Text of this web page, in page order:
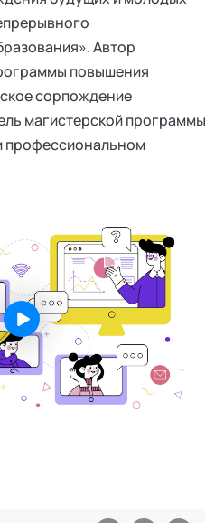
Автор
повышения
сорпождение
магистерской программы
профессиональном